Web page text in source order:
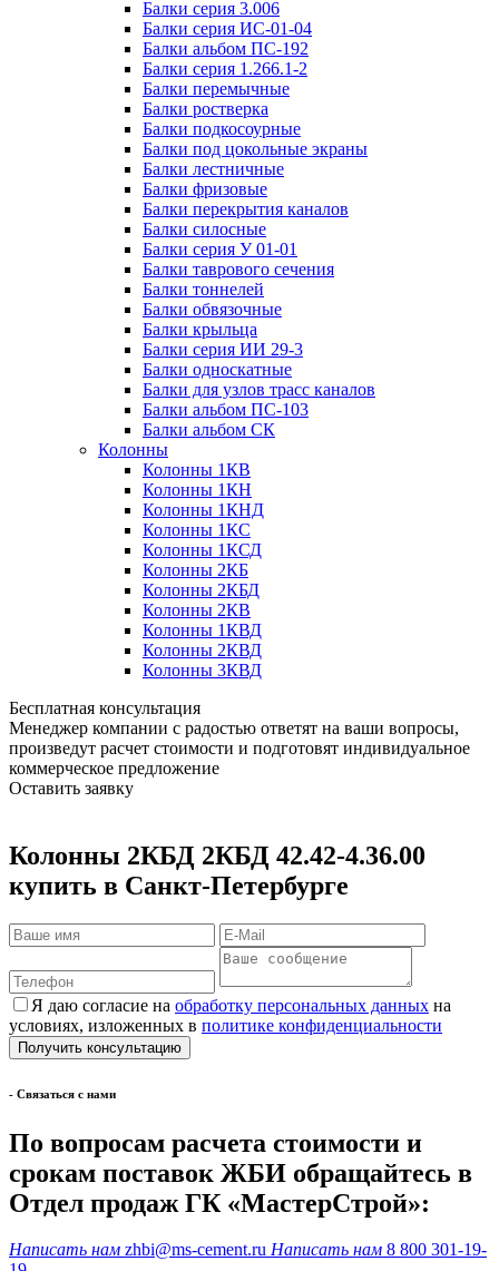
Балки серия 3.006
Балки серия ИС-01-04
Балки альбом ПС-192
Балки серия 1.266.1-2
Балки перемычные
Балки ростверка
Балки подкосоурные
Балки под цокольные экраны
Балки лестничные
Балки фризовые
Балки перекрытия каналов
Балки силосные
Балки серия У 01-01
Балки таврового сечения
Балки тоннелей
Балки обвязочные
Балки крыльца
Балки серия ИИ 29-3
Балки односкатные
Балки для узлов трасс каналов
Балки альбом ПС-103
Балки альбом СК
Колонны
Колонны 1КВ
Колонны 1КН
Колонны 1КНД
Колонны 1КС
Колонны 1КСД
Колонны 2КБ
Колонны 2КБД
Колонны 2КВ
Колонны 1КВД
Колонны 2КВД
Колонны 3КВД
Бесплатная консультация
Менеджер компании с радостью ответят на ваши вопросы,
произведут расчет стоимости и подготовят индивидуальное
коммерческое предложение
Оставить заявку
Колонны 2КБД 2КБД 42.42-4.36.00
купить в Санкт-Петербурге
Я даю согласие на обработку персональных данных на
условиях, изложенных в политике конфиденциальности
- Cвязаться с нами
По вопросам расчета стоимости и
срокам поставок ЖБИ обращайтесь в
Отдел продаж ГК «МастерСтрой»:
Написать нам zhbi@ms-cement.ru Написать нам 8 800 301-19-